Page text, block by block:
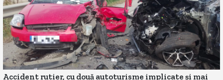
Accident rutier, cu două autoturisme implicate și mai